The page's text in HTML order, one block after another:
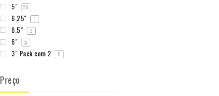
5" 50
6,25" 1
6,5" 2
6" 37
3" Pack com 2 5
Preço